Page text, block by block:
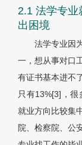
2.1 法学专业
出困境
法学专业因
一，想从事对口
有证书基本进不
只有13%[3]，很
就业方向比较集
院、检察院、公